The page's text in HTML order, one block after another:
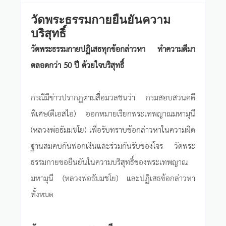
วัดพระธรรมกายยืนยันความ
บริสุทธิ์
วัดพระธรรมกายปฏิเสธทุกข้อกล่าวหา ทำความดีมา
ตลอดกว่า 50 ปี ด้วยใจบริสุทธิ์
กรณีมีข่าวปรากฏตามสื่อมวลชนว่า กรมสอบสวนคดี
พิเศษ(ดีเอสไอ) ออกหมายเรียกพระเทพญาณมหามุนี
(หลวงพ่อธัมมชโย) เพื่อรับทราบข้อกล่าวหาในความผิด
ฐานสมคบกันฟอกเงินและร่วมกันรับของโจร วัดพระ
ธรรมกายขอยืนยันในความบริสุทธิ์ของพระเทพญาณ
มหามุนี (หลวงพ่อธัมมชโย) และปฏิเสธข้อกล่าวหา
ทั้งหมด